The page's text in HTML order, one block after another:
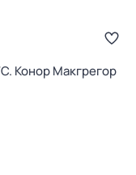
Конор Макгрегор